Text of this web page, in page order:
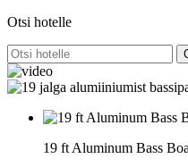
Otsi hotelle
19 ft Aluminum Bass